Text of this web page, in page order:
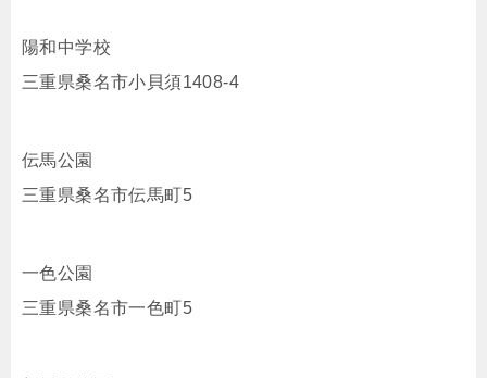
陽和中学校
三重県桑名市小貝須1408-4
伝馬公園
三重県桑名市伝馬町5
一色公園
三重県桑名市一色町5